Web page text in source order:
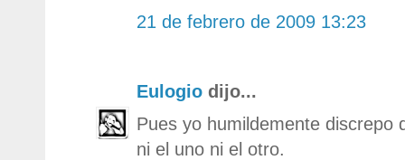
21 de febrero de 2009 13:23
Eulogio dijo...
Pues yo humildemente discrepo
ni el uno ni el otro.